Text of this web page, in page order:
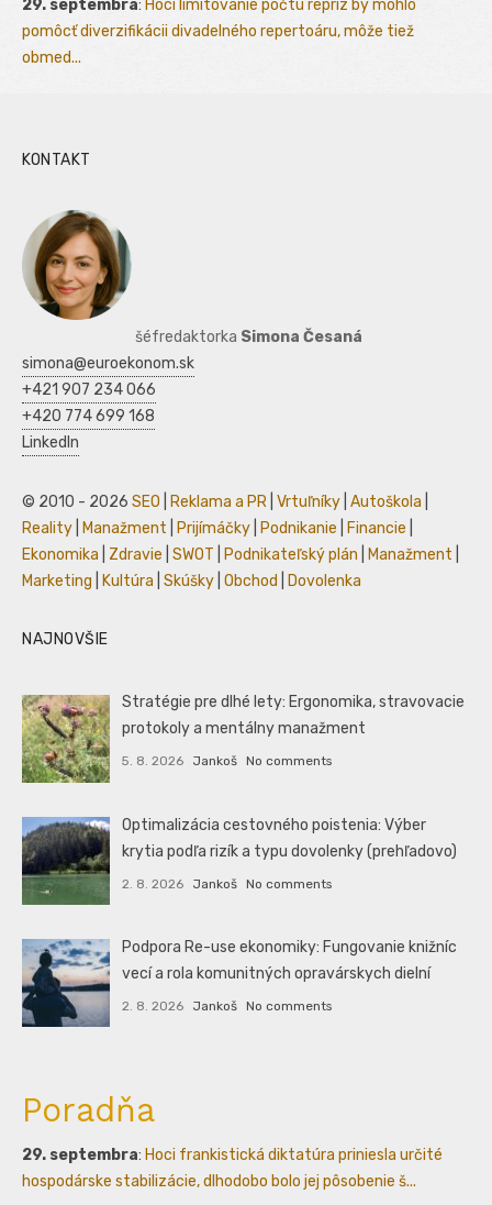
29. septembra: Hoci limitovanie počtu repríz by mohlo
pomôcť diverzifikácii divadelného repertoáru, môže tiež
obmed...
KONTAKT
šéfredaktorka Simona Česaná
simona@euroekonom.sk
+421 907 234 066
+420 774 699 168
LinkedIn
© 2010 - 2026 SEO Reklama a PR Vrtuľníky Autoškola
Reality Manažment Prijímáčky Podnikanie Financie
Ekonomika
Zdravie SWOT Podnikateľský plán Manažment
Marketing Kultúra Skúšky Obchod Dovolenka
NAJNOVŠIE
Stratégie pre dlhé lety: Ergonomika, stravovacie
protokoly a mentálny manažment
5. 8. 2026 Jankoš No comments
Optimalizácia cestovného poistenia: Výber
krytia podľa rizík a typu dovolenky (prehľadovo)
2. 8. 2026 Jankoš No comments
Podpora Re-use ekonomiky: Fungovanie knižníc
vecí a rola komunitných opravárskych dielní
2. 8. 2026 Jankoš No comments
Poradňa
29. septembra: Hoci frankistická diktatúra priniesla určité
hospodárske stabilizácie, dlhodobo bolo jej pôsobenie š...